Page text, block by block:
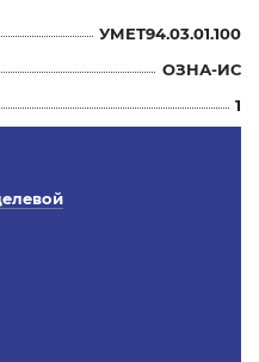
УМЕТ94.03.01.100
ОЗНА-ИС
1